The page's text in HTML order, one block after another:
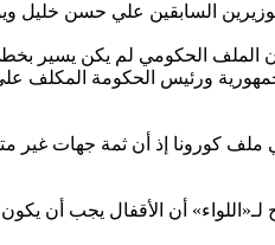
السابقين علي حسن خليل
الحكومي لم يكن يسير
ورئيس الحكومة المكلف
كورونا إذ أن ثمة جهات غير
أن الأقفال يجب أن